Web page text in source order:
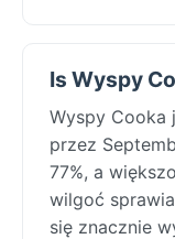
Is Wyspy
Wyspy Cooka
przez
77%, a
wilgoć
się znacznie